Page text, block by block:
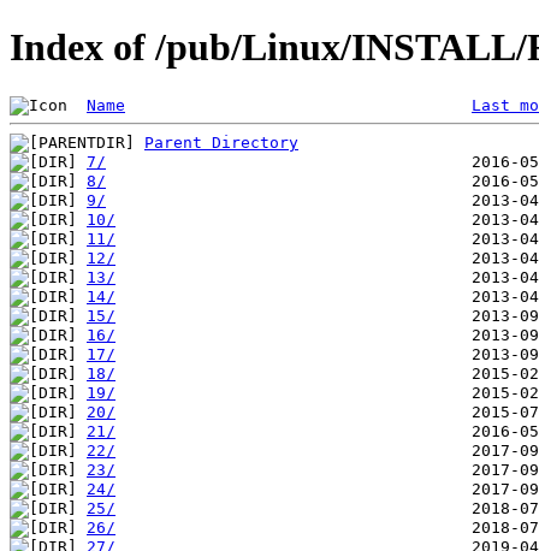
Index of /pub/Linux/INSTALL/
Name Last
Parent Directory
7/
8/
9/
10/
11/
12/
13/
14/
15/
16/
17/
18/
19/
20/
21/
22/
23/
24/
25/
26/
27/